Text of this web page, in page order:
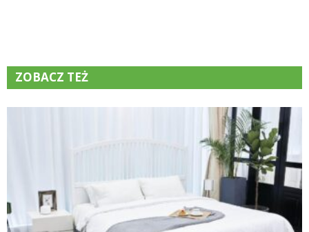
ZOBACZ TEŻ